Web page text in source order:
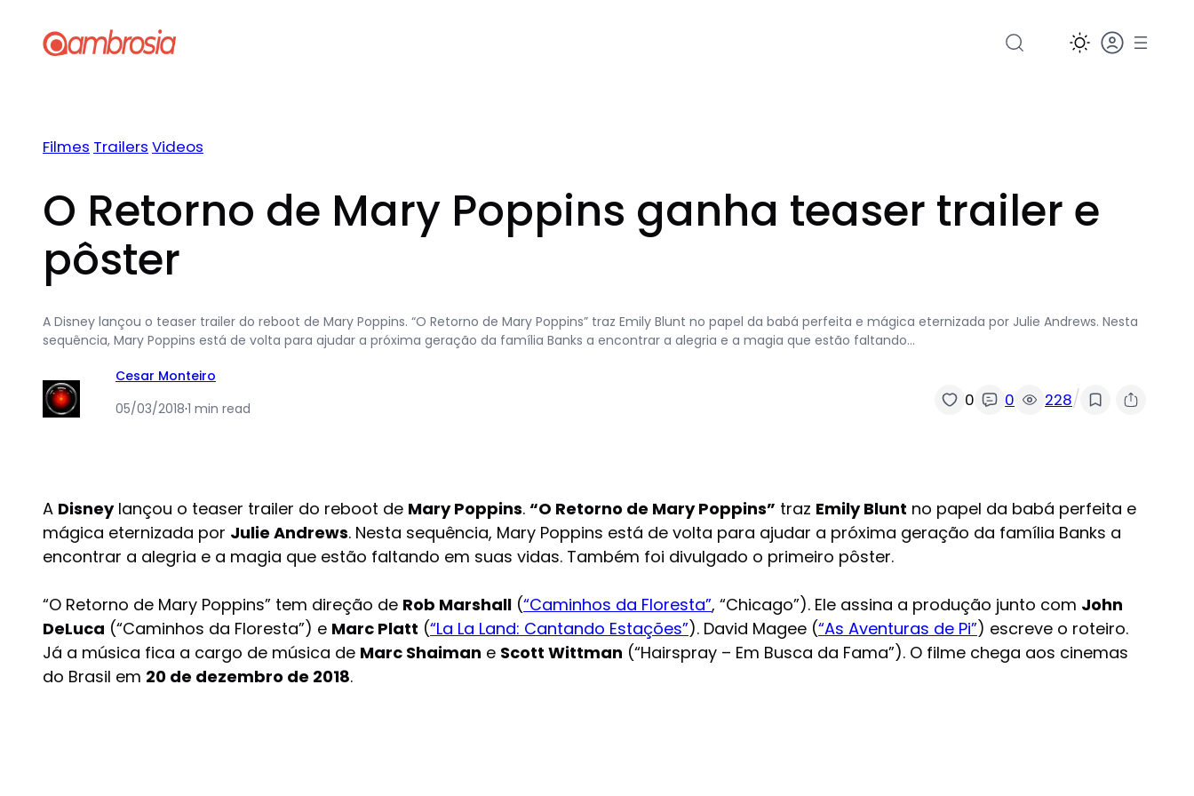
Filmes Trailers Videos
O Retorno de Mary Poppins ganha teaser trailer e
pôster
A Disney lançou o teaser trailer do reboot de Mary Poppins. “O Retorno de Mary Poppins” traz Emily Blunt no papel da babá perfeita e mágica eternizada por Julie Andrews. Nesta
sequência, Mary Poppins está de volta para ajudar a próxima geração da família Banks a encontrar a alegria e a magia que estão faltando…
Cesar Monteiro
05/03/2018·1 min read 0 0 228/
A Disneylançou o teaser trailer do reboot de Mary Poppins. “O Retorno de Mary Poppins” traz Emily Blunt no papel da babá perfeita e
mágica eternizada por Julie Andrews. Nesta sequência, Mary Poppins está de volta para ajudar a próxima geração da família Banks a
encontrar a alegria e a magia que estão faltando em suas vidas. Também foi divulgado o primeiro pôster.
“O Retorno de Mary Poppins” tem direção de Rob Marshall (“Caminhos da Floresta”, “Chicago”). Ele assina a produção junto com John
DeLuca (“Caminhos da Floresta”) e Marc Platt (“La La Land: Cantando Estações”). David Magee (“As Aventuras de Pi”) escreve o roteiro.
Já a música fica a cargo de música de Marc Shaiman e Scott Wittman (“Hairspray – Em Busca da Fama”). O filme chega aos cinemas
do Brasil em 20 de dezembro de 2018.